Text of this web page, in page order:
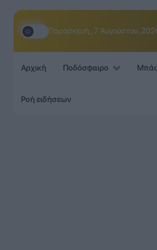
Παρασκευή,, 7 Αυγούστου,
Αρχική Ποδόσφαιρο
Ροή ειδήσεων